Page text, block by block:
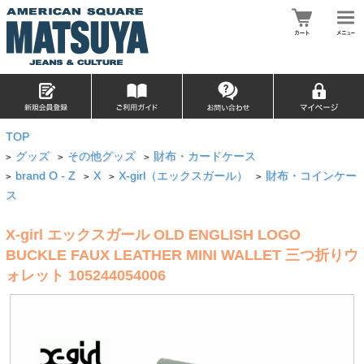
TOP
> グッズ > その他グッズ > 財布・カードケース
> brand O - Z > X > X-girl（エックスガール） > 財布・コインケー
ス
X-girl エックスガール OLD ENGLISH LOGO
BUCKLE FAUX LEATHER MINI WALLET 三つ折りウ
ォレット 105244054006